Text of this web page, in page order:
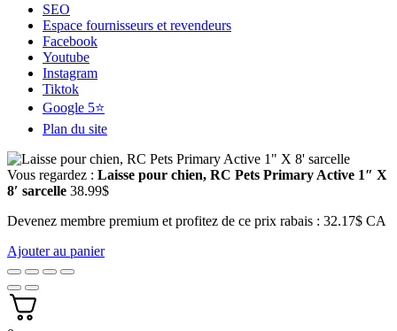
SEO
Espace fournisseurs et revendeurs
Facebook
Youtube
Instagram
Tiktok
Google 5⭐
Plan du site
Vous regardez : Laisse pour chien, RC Pets Primary Active 1″ X
8′ sarcelle 38.99$
Devenez membre premium et profitez de ce prix rabais : 32.17$ CA
Ajouter au panier